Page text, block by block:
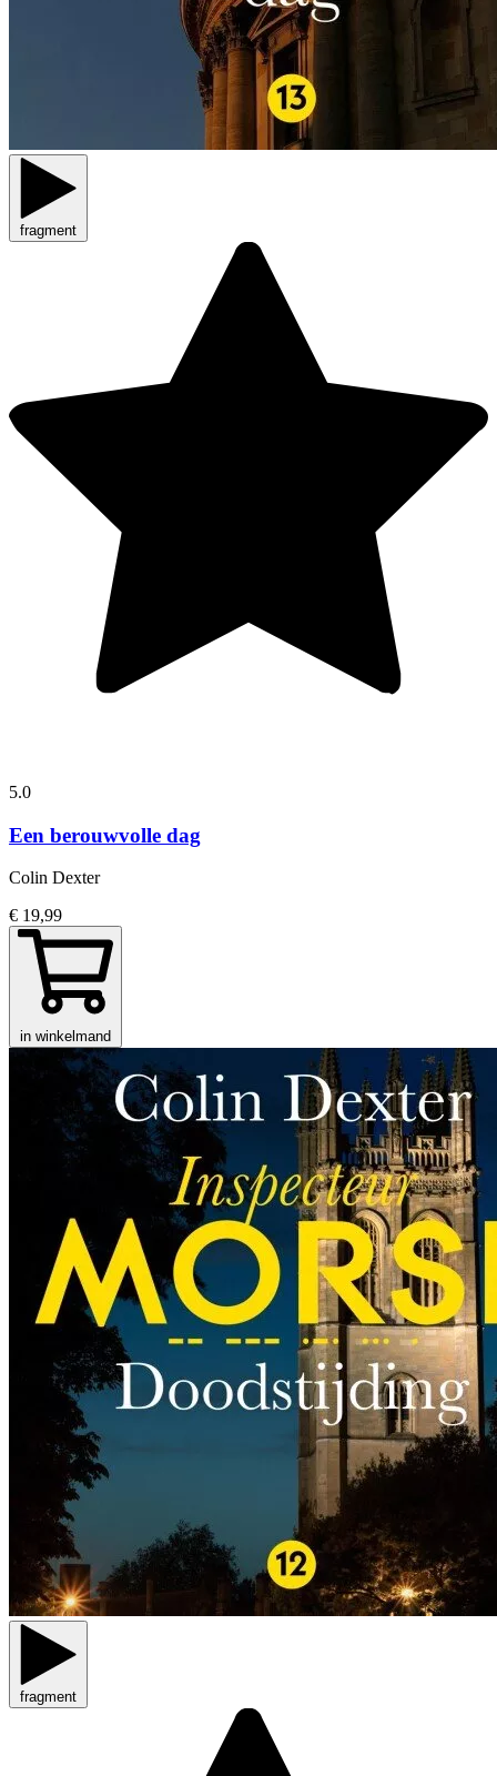
fragment
5.0
Een berouwvolle dag
Colin Dexter
€ 19,99
in winkelmand
fragment